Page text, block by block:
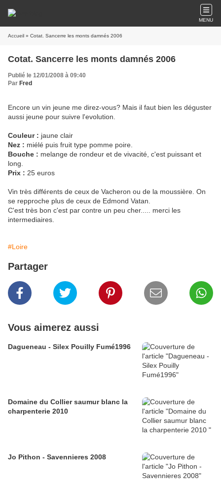
MENU
Accueil » Cotat. Sancerre les monts damnés 2006
Cotat. Sancerre les monts damnés 2006
Publié le 12/01/2008 à 09:40
Par Fred
Encore un vin jeune me direz-vous? Mais il faut bien les déguster
aussi jeune pour suivre l'evolution.
Couleur : jaune clair
Nez : miélé puis fruit type pomme poire.
Bouche : melange de rondeur et de vivacité, c'est puissant et
long.
Prix : 25 euros
Vin très différents de ceux de Vacheron ou de la moussière. On
se repproche plus de ceux de Edmond Vatan.
C'est très bon c'est par contre un peu cher..... merci les
intermediaires.
#Loire
Partager
Vous aimerez aussi
Dagueneau - Silex Pouilly Fumé1996
Domaine du Collier saumur blanc la
charpenterie 2010
Jo Pithon - Savennieres 2008